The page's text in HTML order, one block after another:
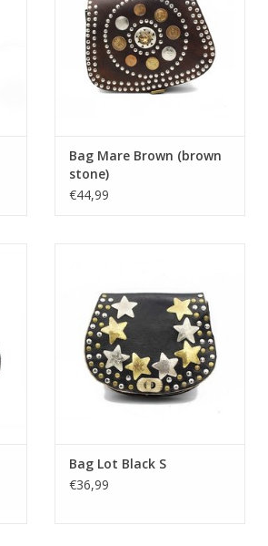
Bag Mare Brown (brown
stone)
€44,99
Bag Lot Black S
€36,99